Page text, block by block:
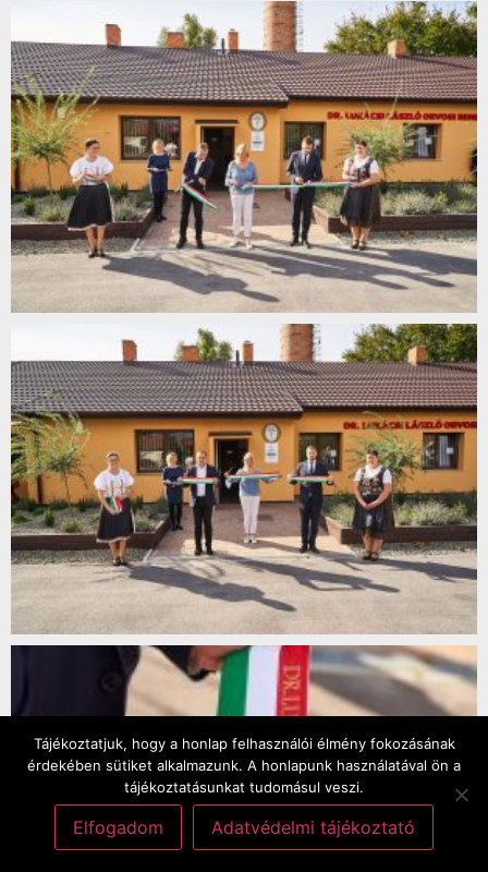
Tájékoztatjuk, hogy a honlap felhasználói élmény fokozásának
érdekében sütiket alkalmazunk. A honlapunk használatával ön a
tájékoztatásunkat tudomásul veszi.
Elfogadom Adatvédelmi tájékoztató